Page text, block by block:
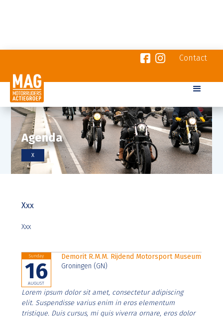
Contact
Agenda
X
Xxx
Xxx
Sunday
16
AUGUST
Demorit R.M.M. Rijdend Motorsport Museum
Groningen (GN)
Lorem ipsum dolor sit amet, consectetur adipiscing
elit. Suspendisse varius enim in eros elementum
tristique. Duis cursus, mi quis viverra ornare, eros dolor